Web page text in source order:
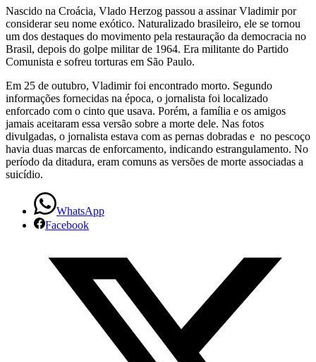
Nascido na Croácia, Vlado Herzog passou a assinar Vladimir por
considerar seu nome exótico. Naturalizado brasileiro, ele se tornou
um dos destaques do movimento pela restauração da democracia no
Brasil, depois do golpe militar de 1964. Era militante do Partido
Comunista e sofreu torturas em São Paulo.
Em 25 de outubro, Vladimir foi encontrado morto. Segundo
informações fornecidas na época, o jornalista foi localizado
enforcado com o cinto que usava. Porém, a família e os amigos
jamais aceitaram essa versão sobre a morte dele. Nas fotos
divulgadas, o jornalista estava com as pernas dobradas e no pescoço
havia duas marcas de enforcamento, indicando estrangulamento. No
período da ditadura, eram comuns as versões de morte associadas a
suicídio.
WhatsApp
Facebook